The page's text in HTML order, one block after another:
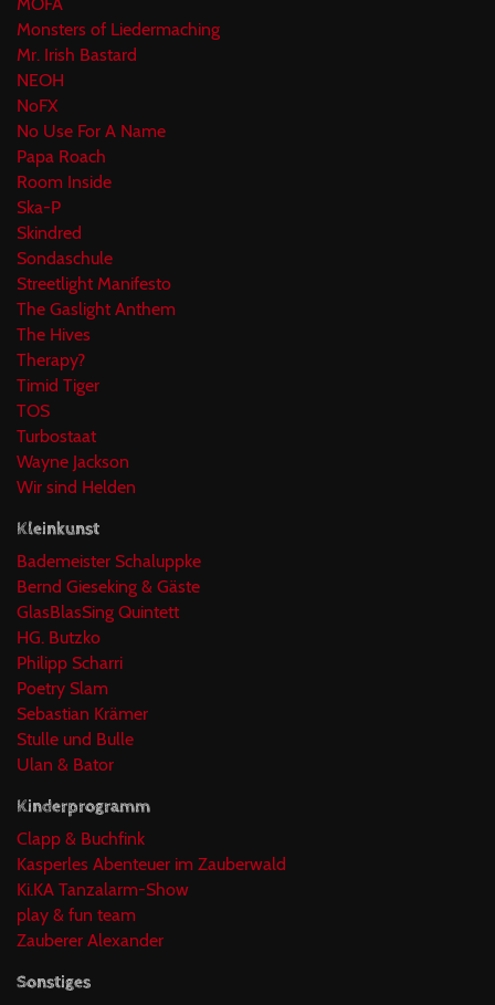
Monsters of Liedermaching
Mr. Irish Bastard
NEOH
NoFX
No Use For A Name
Papa Roach
Room Inside
Ska-P
Skindred
Sondaschule
Streetlight Manifesto
The Gaslight Anthem
The Hives
Therapy?
Timid Tiger
TOS
Turbostaat
Wayne Jackson
Wir sind Helden
Kleinkunst
Bademeister Schaluppke
Bernd Gieseking & Gäste
GlasBlasSing Quintett
HG. Butzko
Philipp Scharri
Poetry Slam
Sebastian Krämer
Stulle und Bulle
Ulan & Bator
Kinderprogramm
Clapp & Buchfink
Kasperles Abenteuer im Zauberwald
Ki.KA Tanzalarm-Show
play & fun team
Zauberer Alexander
Sonstiges